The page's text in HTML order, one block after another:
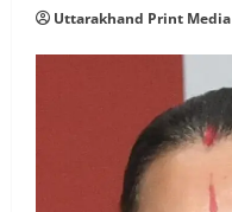
Uttarakhand Print Media